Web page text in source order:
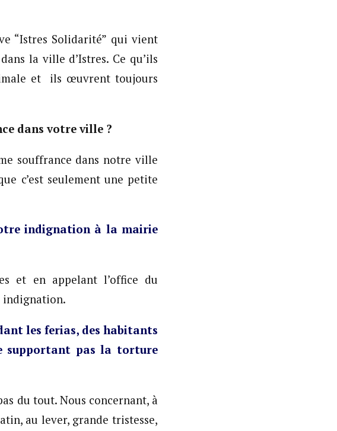
“Istres Solidarité” qui vient
la ville d’Istres. Ce qu’ils
et ils œuvrent toujours
dans votre ville ?
souffrance dans notre ville
c’est seulement une petite
indignation à la mairie
et en appelant l’office du
indignation.
les ferias, des habitants
supportant pas la torture
du tout. Nous concernant, à
au lever, grande tristesse,